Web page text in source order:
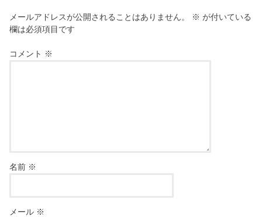
メールアドレスが公開されることはありません。 ※ が付いている
欄は必須項目です
コメント ※
名前 ※
メール ※